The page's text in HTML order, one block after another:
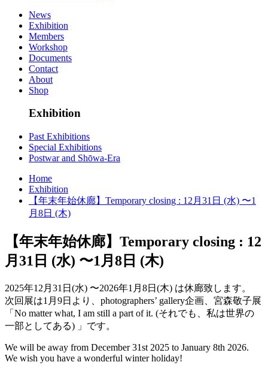
News
Exhibition
Members
Workshop
Documents
Contact
About
Shop
Exhibition
Past Exhibitions
Special Exhibitions
Postwar and Shōwa-Era
Home
Exhibition
【年末年始休廊】Temporary closing : 12月31日 (水) 〜1
月8日 (木)
【年末年始休廊】Temporary closing : 12
月31日 (水) 〜1月8日 (木)
2025年12月31日(水) 〜2026年1月8日(木) は休廊致します。
次回展は1月9日より、photographers’ gallery企画、宮森敬子展
「No matter what, I am still a part of it. (それでも、私は世界の
一部としてある) 」です。
We will be away from December 31st 2025 to January 8th 2026.
We wish you have a wonderful winter holiday!